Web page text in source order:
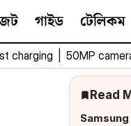
গাইড টেলিকম
charging 50MP
Read